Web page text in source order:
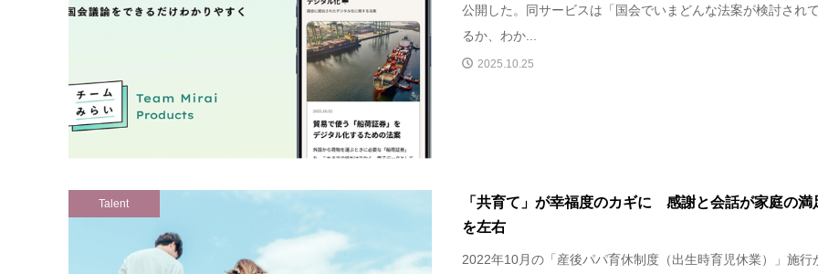
公開した。同サービスは「国会でいまどんな法案が検討され
るか、わか...
2025.10.25
Talent
「共育て」が幸福度のカギに 感謝と会話が家庭の満
を左右
2022年10月の「産後パパ育休制度（出生時育児休業）」施行